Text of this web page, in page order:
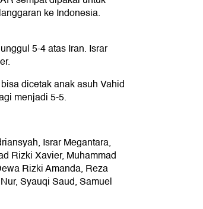
ke Indonesia.
5-4 atas Iran. Israr
bisa dicetak anak asuh Vahid
menjadi 5-5.
Israr Megantara,
Rizki Xavier, Muhammad
Rizki Amanda, Reza
Syauqi Saud, Samuel